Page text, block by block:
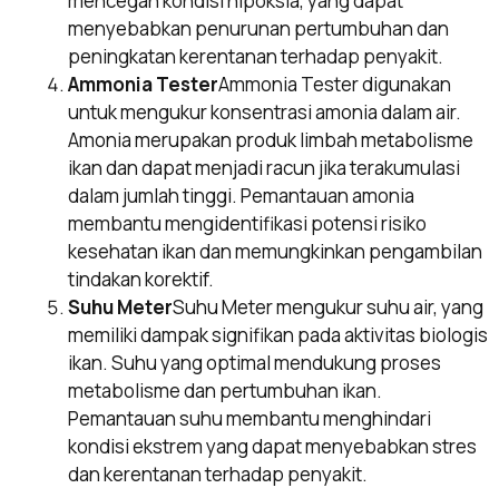
menyebabkan penurunan pertumbuhan dan
peningkatan kerentanan terhadap penyakit.
Ammonia TesterAmmonia Tester digunakan
untuk mengukur konsentrasi amonia dalam air.
Amonia merupakan produk limbah metabolisme
ikan dan dapat menjadi racun jika terakumulasi
dalam jumlah tinggi. Pemantauan amonia
membantu mengidentifikasi potensi risiko
kesehatan ikan dan memungkinkan pengambilan
tindakan korektif.
Suhu MeterSuhu Meter mengukur suhu air, yang
memiliki dampak signifikan pada aktivitas biologis
ikan. Suhu yang optimal mendukung proses
metabolisme dan pertumbuhan ikan.
Pemantauan suhu membantu menghindari
kondisi ekstrem yang dapat menyebabkan stres
dan kerentanan terhadap penyakit.